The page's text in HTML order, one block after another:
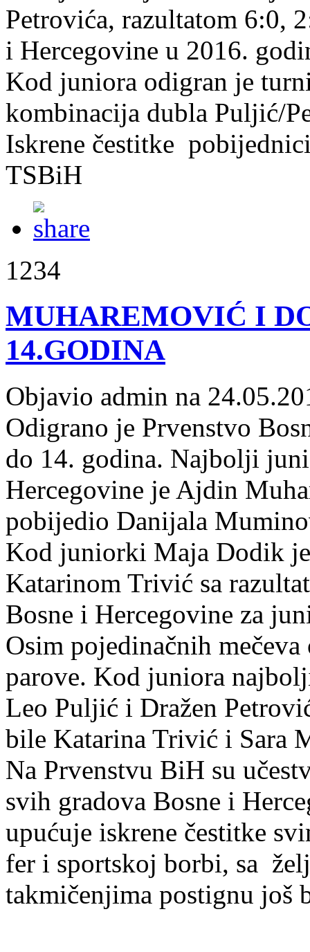
Petrovića, razultatom 6:0,
i Hercegovine u 2016.
Kod juniora odigran je
kombinacija dubla Puljić/
Iskrene čestitke
TSBiH
1234
MUHAREMOVIĆ I
14.GODINA
Objavio admin na
Odigrano je Prvenstvo
do 14. godina. Najbolji
Hercegovine je Ajdin
pobijedio Danijala
Kod juniorki Maja Dodik
Katarinom Trivić sa
Bosne i Hercegovine za
Osim pojedinačnih
parove. Kod juniora
Leo Puljić i Dražen
bile Katarina Trivić i Sara
Na Prvenstvu BiH su
svih gradova Bosne i
upućuje iskrene čestitke
fer i sportskoj borbi, sa
takmičenjima postignu još